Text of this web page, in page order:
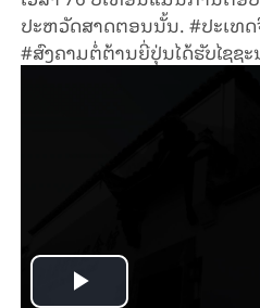
ປະຫວັດສາດຕອນນັ້ນ. #ປະເທ
#ສົງຄາມຕໍ່ຕ້ານຍີ່ປຸ່ນໄດ້ຮັບໄຊຊ